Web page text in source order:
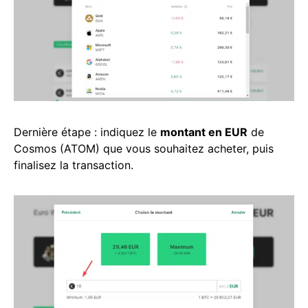
Dernière étape : indiquez le montant en EUR de
Cosmos (ATOM) que vous souhaitez acheter, puis
finalisez la transaction.